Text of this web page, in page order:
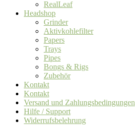
RealLeaf
Headshop
Grinder
Aktivkohlefilter
Papers
Trays
Pipes
Bongs & Rigs
Zubehör
Kontakt
Kontakt
Versand und Zahlungsbedingungen
Hilfe / Support
Widerrufsbelehrung